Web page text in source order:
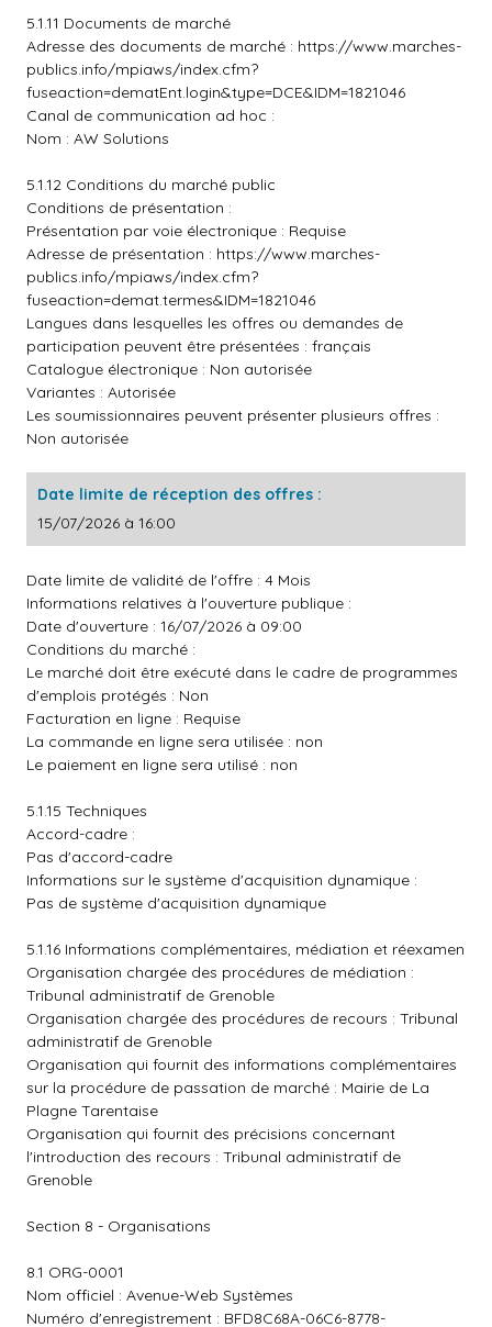
5.1.11 Documents de marché
Adresse des documents de marché : https://www.marches-
publics.info/mpiaws/index.cfm?
fuseaction=dematEnt.login&type=DCE&IDM=1821046
Canal de communication ad hoc :
Nom : AW Solutions
5.1.12 Conditions du marché public
Conditions de présentation :
Présentation par voie électronique : Requise
Adresse de présentation : https://www.marches-
publics.info/mpiaws/index.cfm?
fuseaction=demat.termes&IDM=1821046
Langues dans lesquelles les offres ou demandes de
participation peuvent être présentées : français
Catalogue électronique : Non autorisée
Variantes : Autorisée
Les soumissionnaires peuvent présenter plusieurs offres :
Non autorisée
Date limite de réception des offres :
15/07/2026 à 16:00
Date limite de validité de l'offre : 4 Mois
Informations relatives à l'ouverture publique :
Date d'ouverture : 16/07/2026 à 09:00
Conditions du marché :
Le marché doit être exécuté dans le cadre de programmes
d'emplois protégés : Non
Facturation en ligne : Requise
La commande en ligne sera utilisée : non
Le paiement en ligne sera utilisé : non
5.1.15 Techniques
Accord-cadre :
Pas d'accord-cadre
Informations sur le système d'acquisition dynamique :
Pas de système d'acquisition dynamique
5.1.16 Informations complémentaires, médiation et réexamen
Organisation chargée des procédures de médiation :
Tribunal administratif de Grenoble
Organisation chargée des procédures de recours : Tribunal
administratif de Grenoble
Organisation qui fournit des informations complémentaires
sur la procédure de passation de marché : Mairie de La
Plagne Tarentaise
Organisation qui fournit des précisions concernant
l'introduction des recours : Tribunal administratif de
Grenoble
Section 8 - Organisations
8.1 ORG-0001
Nom officiel : Avenue-Web Systèmes
Numéro d'enregistrement : BFD8C68A-06C6-8778-